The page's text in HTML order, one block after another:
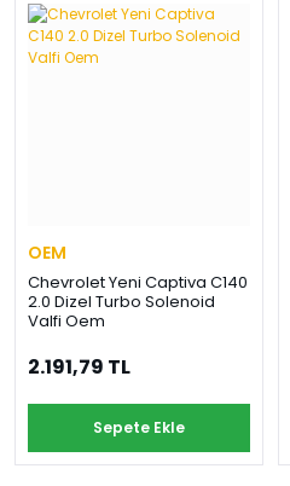
OEM
Chevrolet Yeni Captiva C140
2.0 Dizel Turbo Solenoid
Valfi Oem
2.191,79 TL
Sepete Ekle